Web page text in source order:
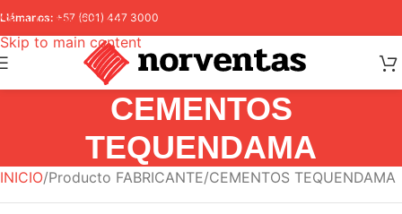
Skip to navigation
Skip to main content
Llámanos: +57 (601) 447 3000
CEMENTOS
TEQUENDAMA
INICIO Producto FABRICANTE CEMENTOS TEQUENDAMA